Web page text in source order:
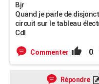
Bjr
Quand je parle de
circuit sur le tableau
Cdl
Commenter 0
Répondre